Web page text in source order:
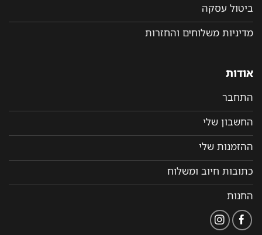
ביטול עסקה
מדיניות משלוחים והחזרות
אודות
התחבר
החשבון שלי
ההזמנות שלי
כתובות חיוב ומשלוח
החנות